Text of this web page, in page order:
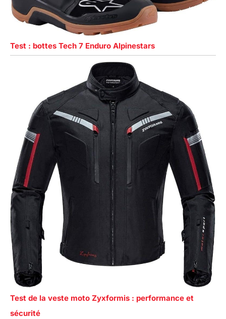
Test : bottes Tech 7 Enduro Alpinestars
Test de la veste moto Zyxformis : performance et
sécurité